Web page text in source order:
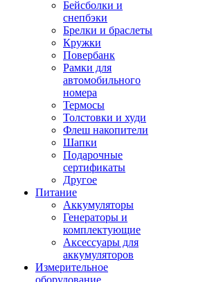
Бейсболки и
снепбэки
Брелки и браслеты
Кружки
Повербанк
Рамки для
автомобильного
номера
Термосы
Толстовки и худи
Флеш накопители
Шапки
Подарочные
сертификаты
Другое
Питание
Аккумуляторы
Генераторы и
комплектующие
Аксессуары для
аккумуляторов
Измерительное
оборудование